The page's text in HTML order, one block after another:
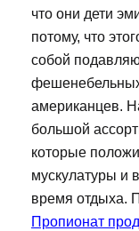
что они дети
потому, что
собой
американцев.
большой
которые
мускулатуры и
время отдыха.
Пропионат